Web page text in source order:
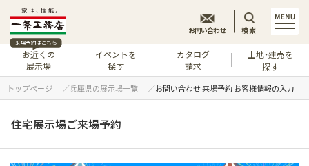
来場予約はこちら
お近くの
展示場
イベントを
探す
カタログ
請求
土地・建売を
探す
お問い合わせ 検索
トップページ 兵庫県の展示場一覧 お問い合わせ 来場予約 お客様情報の入力
住宅展示場ご来場予約